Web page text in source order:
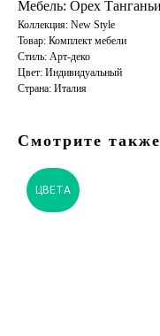
Мебель: Орех
Коллекция: New Style
Товар: Комплект мебели
Стиль: Арт-деко
Цвет: Индивидуальный
Страна: Италия
Смотрите
ЦВЕТА